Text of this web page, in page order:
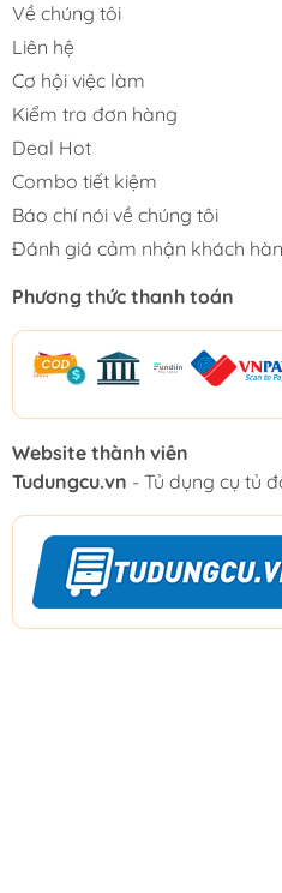
Về chúng tôi
Liên hệ
Cơ hội việc làm
Kiểm tra đơn hàng
Deal Hot
Combo tiết kiệm
Báo chí nói về chúng tôi
Đánh giá cảm nhận khách
Phương thức thanh toán
Website thành viên
Tudungcu.vn - Tủ dụng cụ tủ